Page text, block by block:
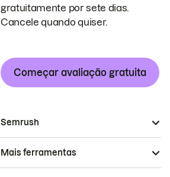
gratuitamente por sete dias.
Cancele quando quiser.
Começar avaliação gratuita
Semrush
Mais ferramentas